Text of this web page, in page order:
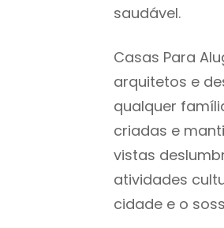
saudável.
Casas Para
arquitetos e
qualquer
criadas e
vistas
atividades
cidade e o